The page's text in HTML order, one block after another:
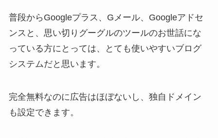
普段からGoogleプラス、Gメール、Googleアドセ
ンスと、思い切りグーグルのツールのお世話にな
っている方にとっては、とても使いやすいブログ
システムだと思います。
完全無料なのに広告はほぼないし、独自ドメイン
も設定できます。